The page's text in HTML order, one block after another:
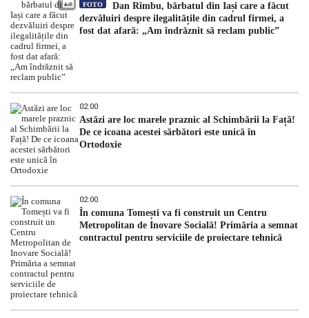
FOTO
Dan Rîmbu, bărbatul din Iași care a făcut
dezvăluiri despre ilegalitățile din cadrul firmei, a
fost dat afară: „Am îndrăznit să reclam public”
02:00
Astăzi are loc marele praznic al Schimbării la Față!
De ce icoana acestei sărbători este unică în
Ortodoxie
02:00
În comuna Tomești va fi construit un Centru
Metropolitan de Inovare Socială! Primăria a semnat
contractul pentru serviciile de proiectare tehnică